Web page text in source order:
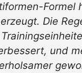
Formel
Die
und